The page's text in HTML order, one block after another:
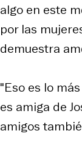
algo en este
por las
demuestra
"Eso es lo
es amiga de
amigos